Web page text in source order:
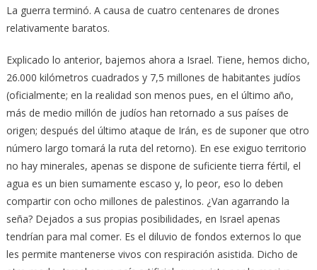
La guerra terminó. A causa de cuatro centenares de drones
relativamente baratos.
Explicado lo anterior, bajemos ahora a Israel. Tiene, hemos dicho,
26.000 kilómetros cuadrados y 7,5 millones de habitantes judíos
(oficialmente; en la realidad son menos pues, en el último año,
más de medio millón de judíos han retornado a sus países de
origen; después del último ataque de Irán, es de suponer que otro
número largo tomará la ruta del retorno). En ese exiguo territorio
no hay minerales, apenas se dispone de suficiente tierra fértil, el
agua es un bien sumamente escaso y, lo peor, eso lo deben
compartir con ocho millones de palestinos. ¿Van agarrando la
seña? Dejados a sus propias posibilidades, en Israel apenas
tendrían para mal comer. Es el diluvio de fondos externos lo que
les permite mantenerse vivos con respiración asistida. Dicho de